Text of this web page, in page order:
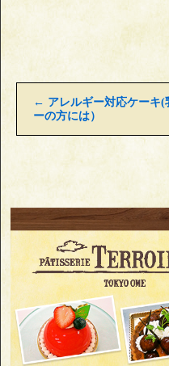
← アレルギー対応ケーキ
ーの方には）